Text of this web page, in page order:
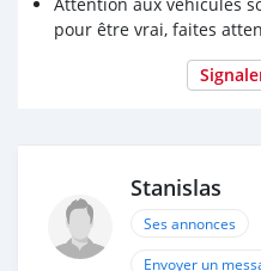
pour être vrai, faites
Stanislas
Ses annonces
Envoyer un